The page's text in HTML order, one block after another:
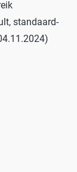
standaard-